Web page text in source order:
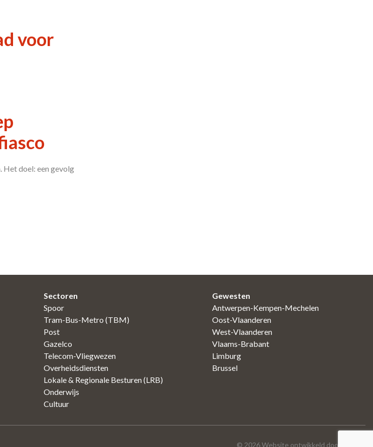
voor
Het doel: een gevolg
Sectoren
Spoor
Tram-Bus-Metro (TBM)
Post
Gazelco
Telecom-Vliegwezen
Overheidsdiensten
Lokale & Regionale Besturen (LRB)
Onderwijs
Cultuur
Gewesten
Antwerpen-Kempen-Mechelen
Oost-Vlaanderen
West-Vlaanderen
Vlaams-Brabant
Limburg
Brussel
© 2026Website ontwikkeld door Arofex.